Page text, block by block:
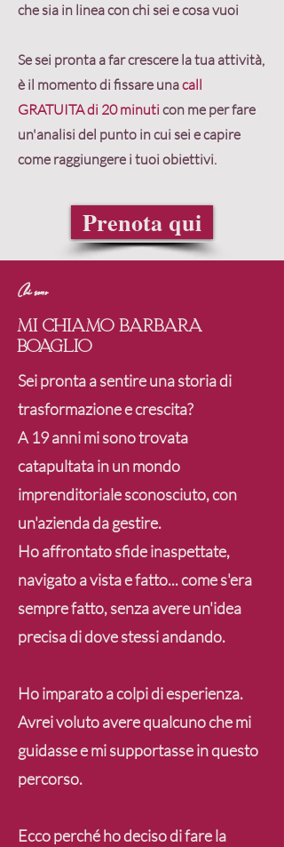
che sia in linea con chi sei e cosa vuoi
Se sei pronta a far crescere la tua attività,
è il momento di fissare unacall
GRATUITA di 20 minuti con me per fare
un'analisi del punto in cui sei e capire
come raggiungere i tuoi obiettivi.
Prenota qui
Chi sono
mi chiamo barbara
boaglio
Sei pronta a sentire una storia di
trasformazione e crescita?
A 19 anni mi sono trovata
catapultata in un mondo
imprenditoriale sconosciuto, con
un'azienda da gestire.
Ho affrontato sfide inaspettate,
navigato a vista e fatto... come s'era
sempre fatto, senza avere un'idea
precisa di dove stessi andando.
Ho imparato a colpi di esperienza.
Avrei voluto avere qualcuno che mi
guidasse e mi supportasse in questo
percorso.
Ecco perché ho deciso di fare la